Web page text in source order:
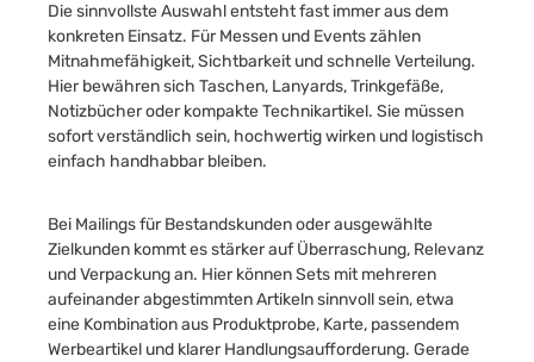
Die sinnvollste Auswahl entsteht fast immer aus dem
konkreten Einsatz. Für Messen und Events zählen
Mitnahmefähigkeit, Sichtbarkeit und schnelle Verteilung.
Hier bewähren sich Taschen, Lanyards, Trinkgefäße,
Notizbücher oder kompakte Technikartikel. Sie müssen
sofort verständlich sein, hochwertig wirken und logistisch
einfach handhabbar bleiben.
Bei Mailings für Bestandskunden oder ausgewählte
Zielkunden kommt es stärker auf Überraschung, Relevanz
und Verpackung an. Hier können Sets mit mehreren
aufeinander abgestimmten Artikeln sinnvoll sein, etwa
eine Kombination aus Produktprobe, Karte, passendem
Werbeartikel und klarer Handlungsaufforderung. Gerade